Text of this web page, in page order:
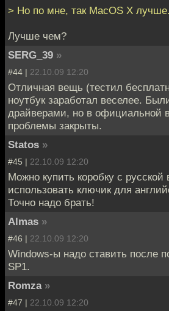
> Но по мне, так MacOS X лучше.
Лучше чем?
SERG_39 »
#44 | 22.10.09 12:20
Отличная вещь (тестил
ноутбук заработал веселее.
драйверами, но в официальной
проблемы закрыты.
Statos »
#45 | 22.10.09 12:20
Можно купить коробку с русской
использовать ключик для
Точно надо брать!
Almas »
#46 | 22.10.09 12:20
Windows-ы надо ставить после
SP1.
Romza »
#47 | 22.10.09 12:20